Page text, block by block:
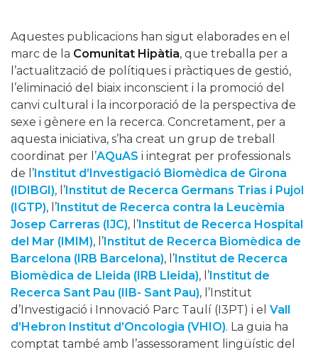
Aquestes publicacions han sigut elaborades en el
marc de la Comunitat Hipàtia, que treballa per a
l’actualització de polítiques i pràctiques de gestió,
l’eliminació del biaix inconscient i la promoció del
canvi cultural i la incorporació de la perspectiva de
sexe i gènere en la recerca. Concretament, per a
aquesta iniciativa, s’ha creat un grup de treball
coordinat per l’AQuAS i integrat per professionals
de l’ Institut d’Investigació Biomèdica de Girona
(IDIBGI), l’ Institut de Recerca Germans Trias i Pujol
(IGTP), l’ Institut de Recerca contra la Leucèmia
Josep Carreras (IJC), l’ Institut de Recerca Hospital
del Mar (IMIM), l’ Institut de Recerca Biomèdica de
Barcelona (IRB Barcelona), l’ Institut de Recerca
Biomèdica de Lleida (IRB Lleida), l’ Institut de
Recerca Sant Pau (IIB- Sant Pau), l’Institut
d’Investigació i Innovació Parc Taulí (I3PT) i el Vall
d’Hebron Institut d’Oncologia (VHIO). La guia ha
comptat també amb l’assessorament lingüístic del